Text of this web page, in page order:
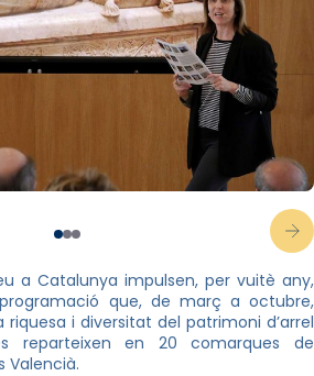
a Catalunya impulsen, per vuitè any,
que, de març a octubre,
i diversitat del patrimoni d’arrel
reparteixen en 20 comarques de
Valencià.